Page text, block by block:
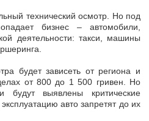
технический осмотр. Но под
бизнес – автомобили,
деятельности: такси, машины
будет зависеть от региона и
от 800 до 1 500 гривен. Но
выявлены критические
авто запретят до их